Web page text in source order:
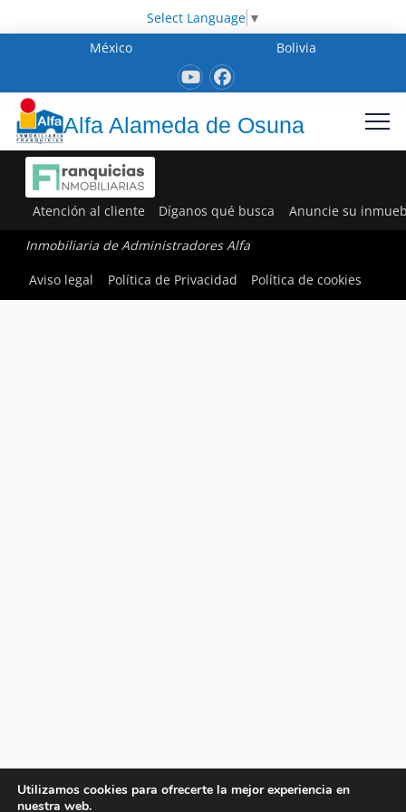
Select Language ▼
México
Bolivia
Alfa Alameda de Osuna
Atención al cliente Díganos qué busca Anuncie su
Inmobiliaria de Administradores Alfa
Aviso legal
Política de Privacidad Política de cookies
Utilizamos cookies para ofrecerte la mejor experiencia en
nuestra web.